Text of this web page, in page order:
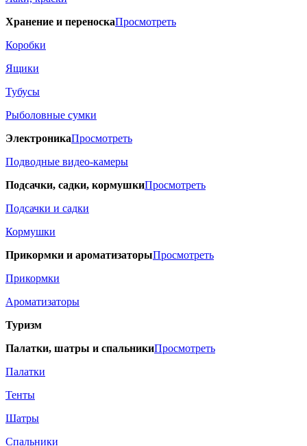
Хранение и переноскаПросмотреть
Коробки
Ящики
Тубусы
Рыболовные сумки
ЭлектроникаПросмотреть
Подводные видео-камеры
Подсачки, садки, кормушкиПросмотреть
Подсачки и садки
Кормушки
Прикормки и ароматизаторыПросмотреть
Прикормки
Ароматизаторы
Туризм
Палатки, шатры и спальникиПросмотреть
Палатки
Тенты
Шатры
Спальники